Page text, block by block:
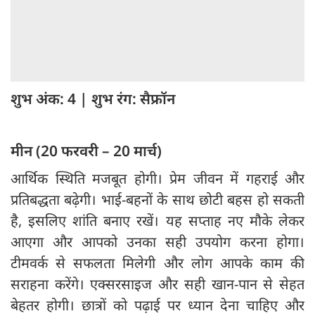
शुभ अंक: 4 | शुभ रंग: सैफ्रॉन
मीन (20 फरवरी – 20 मार्च)
आर्थिक स्थिति मजबूत होगी। प्रेम जीवन में गहराई और
प्रतिबद्धता बढ़ेगी। भाई-बहनों के साथ छोटी बहस हो सकती
है, इसलिए शांति बनाए रखें। यह सप्ताह नए मौके लेकर
आएगा और आपको उनका सही उपयोग करना होगा।
टीमवर्क से सफलता मिलेगी और लोग आपके काम की
सराहना करेंगे। एक्सरसाइज और सही खान-पान से सेहत
बेहतर होगी। छात्रों को पढ़ाई पर ध्यान देना चाहिए और